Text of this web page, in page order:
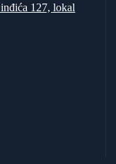
127, lokal